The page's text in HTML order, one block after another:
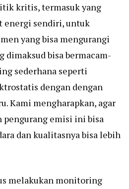
kritis, termasuk yang
sendiri, untuk
yang bisa mengurangi
dimaksud bisa bermacam-
sederhana seperti
dengan dengan
Kami mengharapkan, agar
emisi ini bisa
dan kualitasnya bisa lebih
melakukan monitoring